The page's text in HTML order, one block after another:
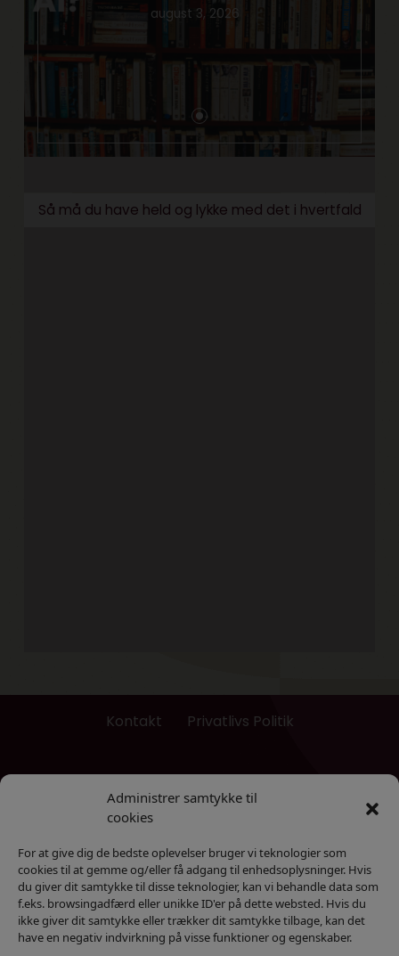
Administrer samtykke til
cookies
For at give dig de bedste oplevelser bruger vi teknologier som
cookies til at gemme og/eller få adgang til enhedsoplysninger. Hvis
du giver dit samtykke til disse teknologier, kan vi behandle data som
f.eks. browsingadfærd eller unikke ID'er på dette websted. Hvis du
ikke giver dit samtykke eller trækker dit samtykke tilbage, kan det
have en negativ indvirkning på visse funktioner og egenskaber.
august 3, 2026
Så må du have held og lykke med det i hvertfald
Kontakt Privatlivs Politik